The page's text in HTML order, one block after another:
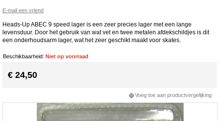
E-mail een vriend
Heads-Up ABEC 9 speed lager is een zeer precies lager met een lange
levensduur. Door het gebruik van wat vet en twee metalen afdekschildjes is dit
een onderhoudsarm lager, wat het zeer geschikt maakt voor skates.
Beschikbaarheid: Niet op voorraad
€ 24,50
Voeg toe aan productvergelijking